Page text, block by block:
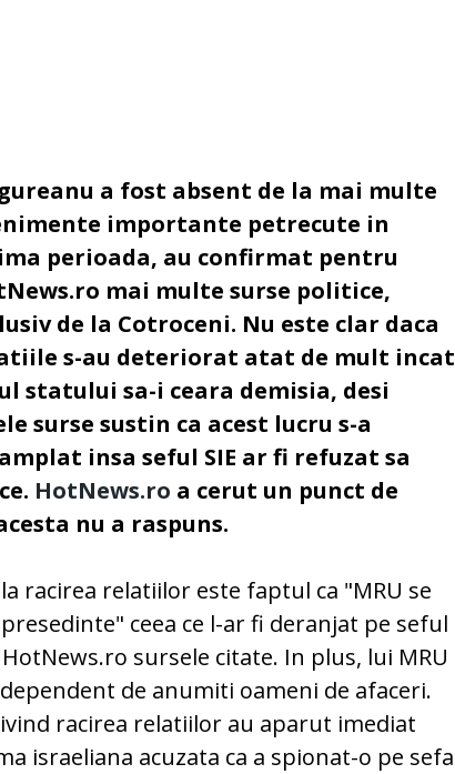
a fost absent de la mai multe
importante petrecute in
perioada, au confirmat pentru
mai multe surse politice,
de la Cotroceni. Nu este clar daca
s-au deteriorat atat de mult incat
statului sa-i ceara demisia, desi
surse sustin ca acest lucru s-a
insa seful SIE ar fi refuzat sa
HotNews.ro a cerut un punct de
nu a raspuns.
racirea relatiilor este faptul ca "MRU se
ceea ce l-ar fi deranjat pe seful
sursele citate. In plus, lui MRU
de anumiti oameni de afaceri.
racirea relatiilor au aparut imediat
israeliana acuzata ca a spionat-o pe sefa